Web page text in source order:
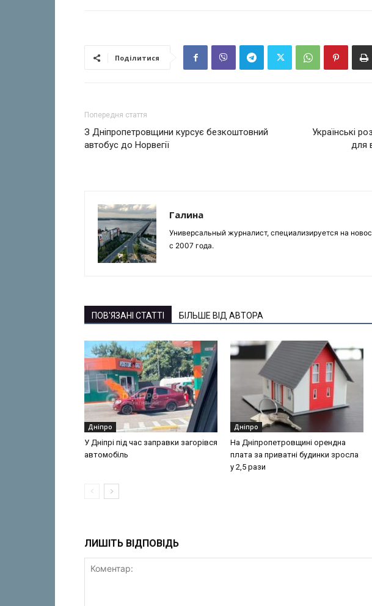
Поділитися
Попередня стаття
З Дніпропетровщини курсує безкоштовний
автобус до Норвегії
Українські
для
Галина
Универсальный журналист, специализируется на
с 2007 года.
ПОВ'ЯЗАНІ СТАТТІ БІЛЬШЕ ВІД АВТОРА
Дніпро
У Дніпрі під час заправки загорівся
автомобіль
Дніпро
На Дніпропетровщині орендна
плата за приватні будинки зросла
у 2,5 рази
ЛИШІТЬ ВІДПОВІДЬ